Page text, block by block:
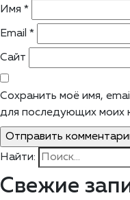
Имя *
Email *
Сайт
Сохранить моё имя,
для последующих моих
Найти:
Свежие